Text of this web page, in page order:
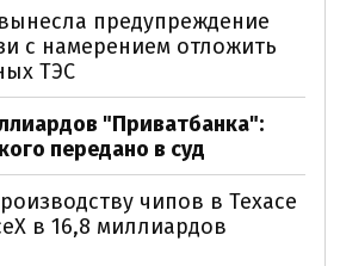
предупреждение
с намерением отложить
ТЭС
"Приватбанка":
передано в суд
чипов в Техасе
в 16,8 миллиардов